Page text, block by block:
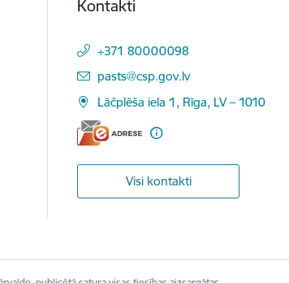
Kontakti
+371 80000098
E-pasts:
pasts@csp.gov.lv
Lāčplēša iela 1, Rīga, LV – 1010
Visi kontakti